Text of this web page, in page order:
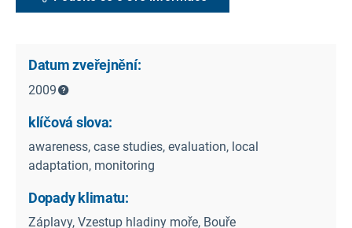
Datum zveřejnění:
2009
klíčová slova:
awareness, case studies, evaluation, local
adaptation, monitoring
Dopady klimatu:
Záplavy, Vzestup hladiny moře, Bouře